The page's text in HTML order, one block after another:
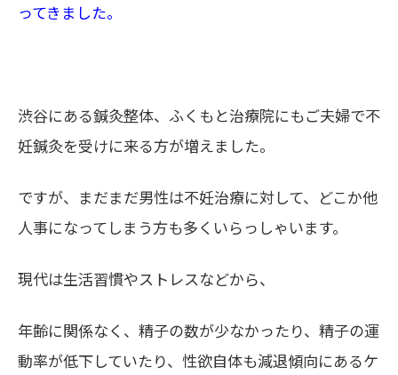
ってきました。
渋谷にある鍼灸整体、ふくもと治療院にもご夫婦で不
妊鍼灸を受けに来る方が増えました。
ですが、まだまだ男性は不妊治療に対して、どこか他
人事になってしまう方も多くいらっしゃいます。
現代は生活習慣やストレスなどから、
年齢に関係なく、精子の数が少なかったり、精子の運
動率が低下していたり、性欲自体も減退傾向にあるケ